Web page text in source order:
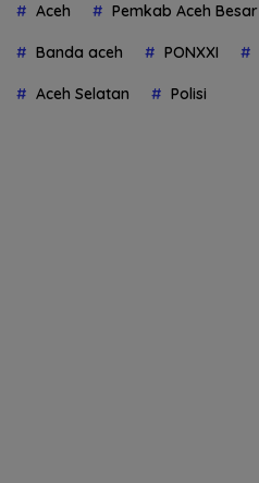
Aceh Pemkab Aceh Besar
Banda aceh PONXXI
Aceh Selatan Polisi